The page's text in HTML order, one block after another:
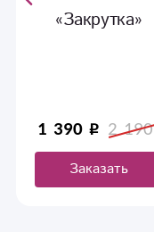
«Закрутка»
1 390 2 190
Заказать